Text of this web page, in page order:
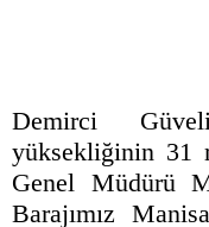
Demirci
yüksekliğinin 31
Genel Müdürü
Barajımız